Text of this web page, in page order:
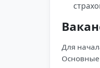
Для